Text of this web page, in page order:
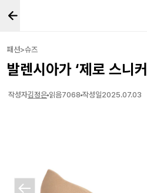
패션>슈즈
발렌시아가 ‘제로 스니
작성자김정은 읽음7068 작성일2025.07.03